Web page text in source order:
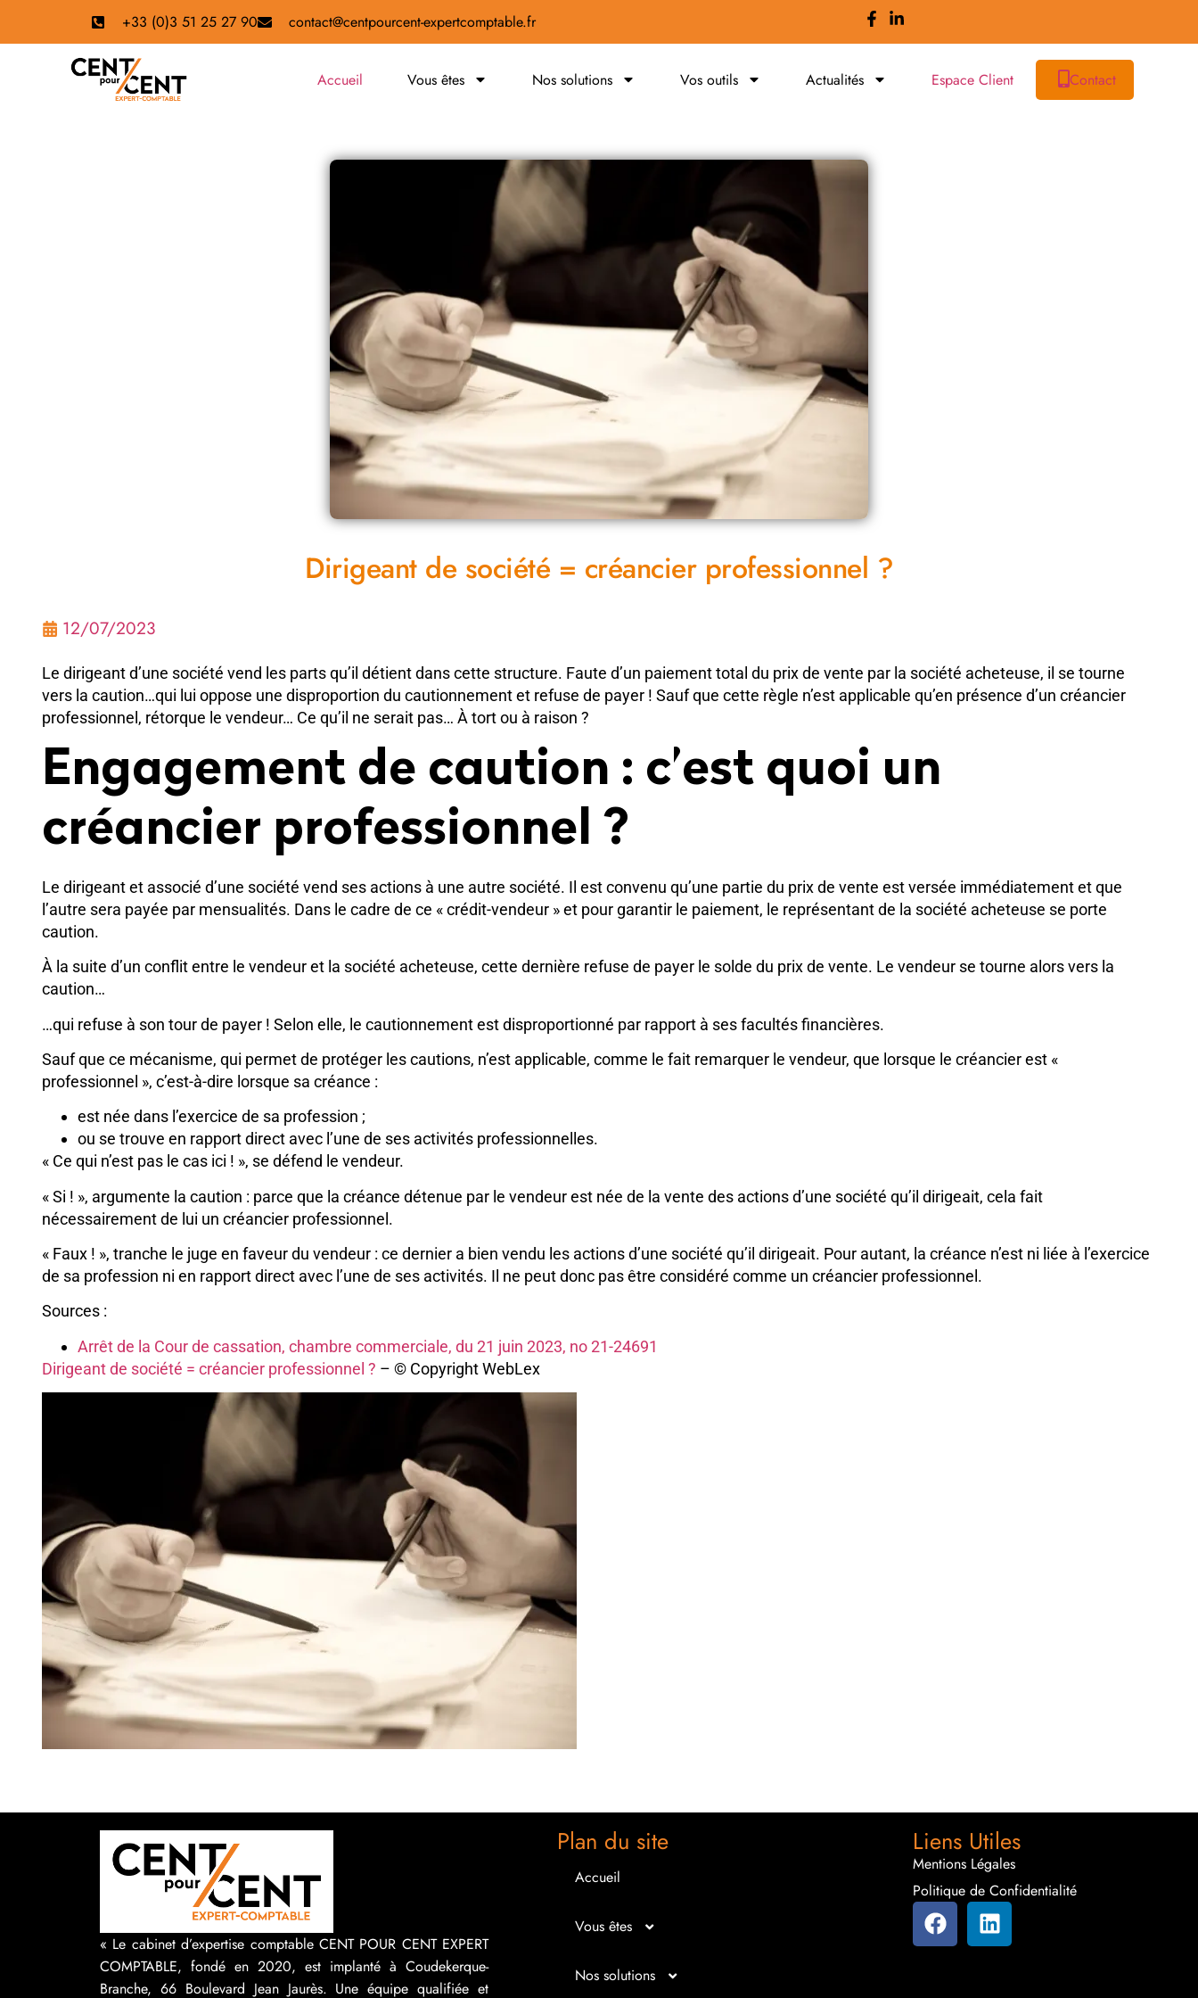
+33 (0)3 51 25 27 90 contact@centpourcent-expertcomptable.fr
Accueil Vous êtes Nos solutions Vos outils Actualités Espace Client Contact
Dirigeant de société = créancier professionnel ?
12/07/2023
Le dirigeant d’une société vend les parts qu’il détient dans cette structure. Faute d’un paiement total du prix de vente par la société acheteuse, il se tourne
vers la caution…qui lui oppose une disproportion du cautionnement et refuse de payer ! Sauf que cette règle n’est applicable qu’en présence d’un créancier
professionnel, rétorque le vendeur… Ce qu’il ne serait pas… À tort ou à raison ?
Engagement de caution : c’est quoi un
créancier professionnel ?
Le dirigeant et associé d’une société vend ses actions à une autre société. Il est convenu qu’une partie du prix de vente est versée immédiatement et que
l’autre sera payée par mensualités. Dans le cadre de ce « crédit-vendeur » et pour garantir le paiement, le représentant de la société acheteuse se porte
caution.
À la suite d’un conflit entre le vendeur et la société acheteuse, cette dernière refuse de payer le solde du prix de vente. Le vendeur se tourne alors vers la
caution…
…qui refuse à son tour de payer ! Selon elle, le cautionnement est disproportionné par rapport à ses facultés financières.
Sauf que ce mécanisme, qui permet de protéger les cautions, n’est applicable, comme le fait remarquer le vendeur, que lorsque le créancier est «
professionnel », c’est-à-dire lorsque sa créance :
est née dans l’exercice de sa profession ;
ou se trouve en rapport direct avec l’une de ses activités professionnelles.
« Ce qui n’est pas le cas ici ! », se défend le vendeur.
« Si ! », argumente la caution : parce que la créance détenue par le vendeur est née de la vente des actions d’une société qu’il dirigeait, cela fait
nécessairement de lui un créancier professionnel.
« Faux ! », tranche le juge en faveur du vendeur : ce dernier a bien vendu les actions d’une société qu’il dirigeait. Pour autant, la créance n’est ni liée à l’exercice
de sa profession ni en rapport direct avec l’une de ses activités. Il ne peut donc pas être considéré comme un créancier professionnel.
Sources :
Arrêt de la Cour de cassation, chambre commerciale, du 21 juin 2023, no 21-24691
Dirigeant de société = créancier professionnel ? – © Copyright WebLex
« Le cabinet d’expertise comptable CENT POUR CENT EXPERT
COMPTABLE, fondé en 2020, est implanté à Coudekerque-
Branche, 66 Boulevard Jean Jaurès. Une équipe qualifiée et
Plan du site
Accueil
Vous êtes
Micro entrepreneur
Nos solutions
Liens Utiles
Mentions Légales
Politique de Confidentialité